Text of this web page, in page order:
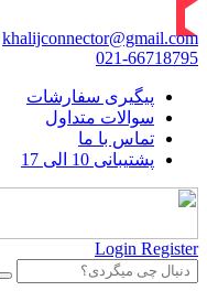
khalijconnector@gmail.com
021-66718795
پیگیری سفارشات
سوالات متداول
تماس با ما
پشتیبانی 10 الی 17
Login Register